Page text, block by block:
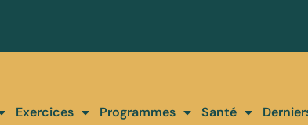
Exercices Programmes Santé